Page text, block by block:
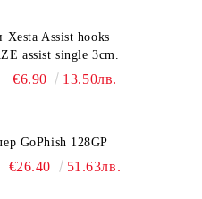
Xesta Assist hooks
assist single 3cm.
€6.90 13.50лв.
GoPhish 128GP
€26.40 51.63лв.